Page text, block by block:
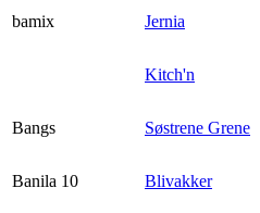
bamix
Jernia
Kitch'n
Bangs
Søstrene Grene
Banila 10 Blivakker